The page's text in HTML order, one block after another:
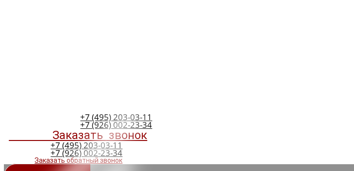
+7 (495) 203-03-11
+7 (926) 002-23-34
Заказать звонок
+7 (495) 203-03-11
+7 (926) 002-23-34
Заказать обратный звонок